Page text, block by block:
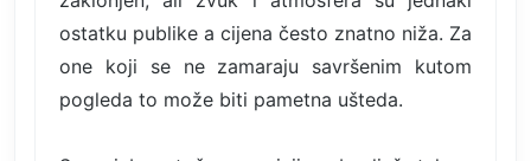
ostatku publike a cijena često znatno niža. Za
one koji se ne zamaraju savršenim kutom
pogleda to može biti pametna ušteda.